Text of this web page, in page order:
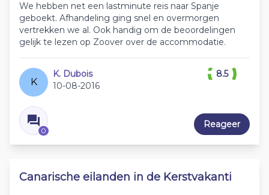
We hebben net een lastminute reis naar Spanje
geboekt. Afhandeling ging snel en overmorgen
vertrekken we al. Ook handig om de beoordelingen
gelijk te lezen op Zoover over de accommodatie.
K
K. Dubois
10-08-2016
0
8.5
Reageer
Canarische eilanden in de Kerstvakanti